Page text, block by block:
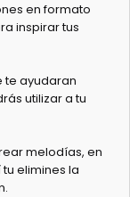
en formato
inspirar tus
te ayudaran
utilizar a tu
melodías, en
elimines la